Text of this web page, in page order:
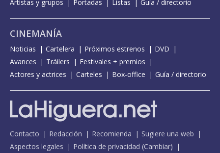
Artistas y grupos
Portadas Listas Guía / directorio
CINEMANÍA
Noticias Cartelera Próximos estrenos
DVD
Avances
Tráilers
Festivales + premios
Actores y actrices
Carteles Box-office Guía / directorio
Contacto Redacción Recomienda
Sugiere una web
Aspectos legales
Política de privacidad (Cambiar)